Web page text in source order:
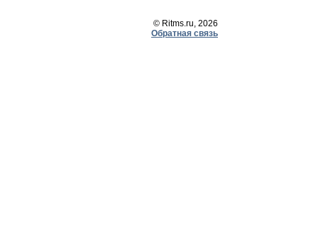
© Ritms.ru, 2026
Обратная связь